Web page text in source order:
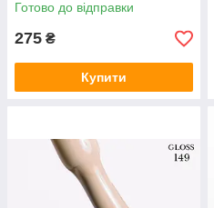
Готово до відправки
275 ₴
Купити